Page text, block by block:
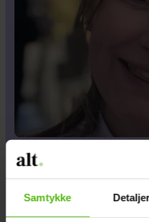
Samtykke
At råbe og
var helt
Maria